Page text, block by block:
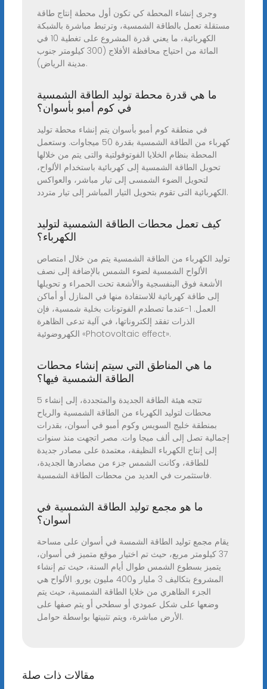
وجرى إنشاء المحطة كي تكون أول محطة إنتاج طاقة
مستقلة تعمل بالطاقة الشمسية، وترتبط مباشرة بالشبكة
الكهربائية، ما يعني قدرة المشروع على تغطية 10 في
المائة من احتياج محافظة الأفلاج (300 كيلومتر جنوب
مدينة الرياض).
ما هي قدرة محطة توليد الطاقة الشمسية
في كوم أمبو بأسوان؟
في منطقة كوم أمبو بأسوان يتم إنشاء محطة توليد
كهرباء من الطاقة الشمسية بقدرة 50 ميجاوات. وستعمل
المحطة بنظام الخلايا الفوتوفولتية والتى يتم من خلالها
تحويل الطاقة الشمسية إلى كهربائية باستخدام الألواح،
لتحويل الضوء الشمسى إلى تيار مباشر، والعواكس
الكهربائية التى تقوم بتحويل التيار المباشر إلى تيار متردد.
كيف تعمل محطات الطاقة الشمسية لتوليد
الكهرباء؟
توليد الكهرباء من الطاقة الشمسية يتم من خلال امتصاص
الألواح الشمسية لضوء الشمس بالإضافة إلى نصف
الأشعة فوق البنفسجية والأشعة تحت الحمراء و تحويلها
إلى طاقة كهربائية للاستفادة منها في المنازل أو أماكن
العمل. 1-عندما تصطدم الفوتونات بخلية شمسية، فإن
الذرات تفقد إلكتروناتها، في آلية تدعى الظاهرة
الكهروضوئية «Photovoltaic effect».
ما هي المناطق التي سيتم إنشاء محطات
الطاقة الشمسية فيها؟
تتجه هيئة الطاقة الجديدة والمتجددة، إلى إنشاء 5
محطات لتوليد الكهرباء من الطاقة الشمسية والرياح
بمنطقة خليج السويس وكوم أمبو في أسوان، بقدرات
إجمالية تصل إلى ألف ميجا وات. مصر اتجهت منذ سنوات
إلى إنتاج الكهرباء النظيفة، معتمدة على مصادر جديدة
للطاقة، وكانت الشمس جزء من مصادرها الجديدة،
فاستثمرت في العديد من محطات الطاقة الشمسية.
ما هو مجمع توليد الطاقة الشمسية في
أسوان؟
يقام مجمع توليد الطاقة الشمسة في أسوان على مساحة
37 كيلومتر مربع، حيث تم اختيار موقع متميز في أسوان،
يتميز بسطوع الشمس طوال أيام السنة، حيث تم إنشاء
المشروع بتكاليف 3 مليار و400 مليون يورو. الألواح هي
الجزء الظاهري من خلايا الطاقة الشمسية، حيث يتم
وضعها على شكل عمودي أو سطحي أو يتم صفها على
الأرض مباشرة، ويتم تثبيتها بواسطة حوامل.
مقالات ذات صلة